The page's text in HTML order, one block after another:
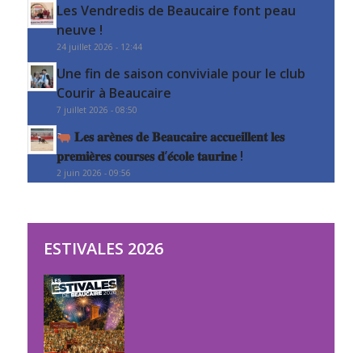
Les Vendredis de Beaucaire font peau
neuve !
24 juillet 2026 - 12:44
Une fin de saison conviviale pour le club
Courir à Beaucaire
7 juillet 2026 - 08:50
𝐋𝐞𝐬 𝐚𝐫𝐞̀𝐧𝐞𝐬 𝐝𝐞 𝐁𝐞𝐚𝐮𝐜𝐚𝐢𝐫𝐞 𝐚𝐜𝐜𝐮𝐞𝐢𝐥𝐥𝐞𝐧𝐭 𝐥𝐞𝐬
𝐩𝐫𝐞𝐦𝐢𝐞̀𝐫𝐞𝐬 𝐜𝐨𝐮𝐫𝐬𝐞𝐬 𝐝’𝐞́𝐜𝐨𝐥𝐞 𝐭𝐚𝐮𝐫𝐢𝐧𝐞 !
2 juin 2026 - 09:56
ESTIVALES 2026